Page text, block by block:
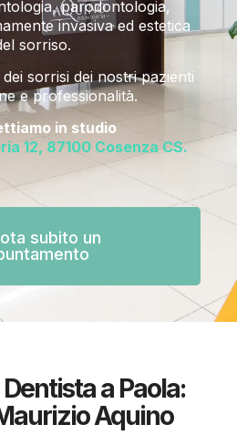
parodontologia,
invasiva ed estetica
sorriso.
sorrisi dei nostri pazienti
e professionalità.
in studio
12, 87100 Cosenza CS.
subito un
a Paola:
Aquino